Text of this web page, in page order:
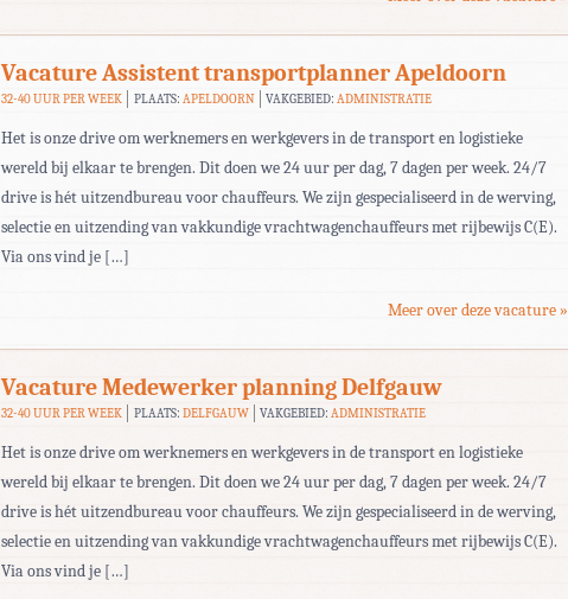
Vacature Assistent transportplanner Apeldoorn
32-40 UUR PER WEEK PLAATS: APELDOORN VAKGEBIED:ADMINISTRATIE
Het is onze drive om werknemers en werkgevers in de transport en logistieke
wereld bij elkaar te brengen. Dit doen we 24 uur per dag, 7 dagen per week. 24/7
drive is hét uitzendbureau voor chauffeurs. We zijn gespecialiseerd in de werving,
selectie en uitzending van vakkundige vrachtwagenchauffeurs met rijbewijs C(E).
Via ons vind je […]
Meer over deze vacature »
Vacature Medewerker planning Delfgauw
32-40 UUR PER WEEK PLAATS: DELFGAUW VAKGEBIED:ADMINISTRATIE
Het is onze drive om werknemers en werkgevers in de transport en logistieke
wereld bij elkaar te brengen. Dit doen we 24 uur per dag, 7 dagen per week. 24/7
drive is hét uitzendbureau voor chauffeurs. We zijn gespecialiseerd in de werving,
selectie en uitzending van vakkundige vrachtwagenchauffeurs met rijbewijs C(E).
Via ons vind je […]